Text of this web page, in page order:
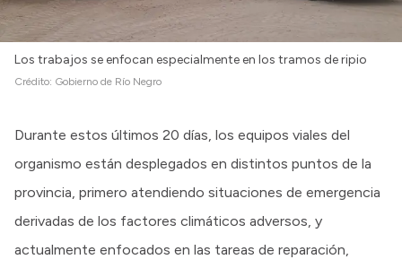
Los trabajos se enfocan especialmente en los tramos de ripio
Crédito: Gobierno de Río Negro
Durante estos últimos 20 días, los equipos viales del
organismo están desplegados en distintos puntos de la
provincia, primero atendiendo situaciones de emergencia
derivadas de los factores climáticos adversos, y
actualmente enfocados en las tareas de reparación,